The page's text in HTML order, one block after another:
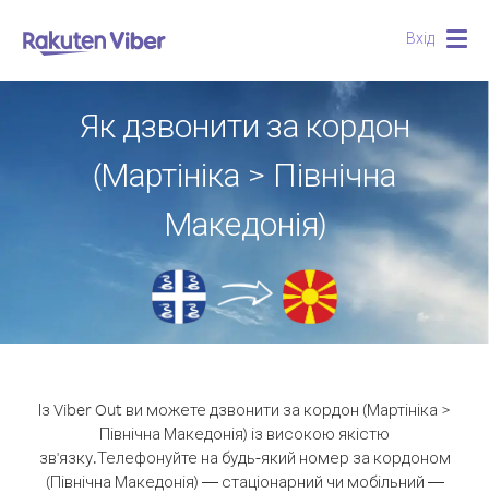
Вхід
Як дзвонити за кордон
(Мартініка > Північна
Македонія)
Із Viber Out ви можете дзвонити за кордон (Мартініка >
Північна Македонія) із високою якістю
зв'язку.Телефонуйте на будь-який номер за кордоном
(Північна Македонія) — стаціонарний чи мобільний —